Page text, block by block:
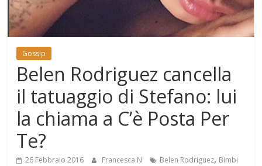
Mondo
Gossip
Belen Rodriguez cancella
il tatuaggio di Stefano: lui
la chiama a C’è Posta Per
Te?
26 Febbraio 2016 Francesca N Belen Rodriguez, Bimbi